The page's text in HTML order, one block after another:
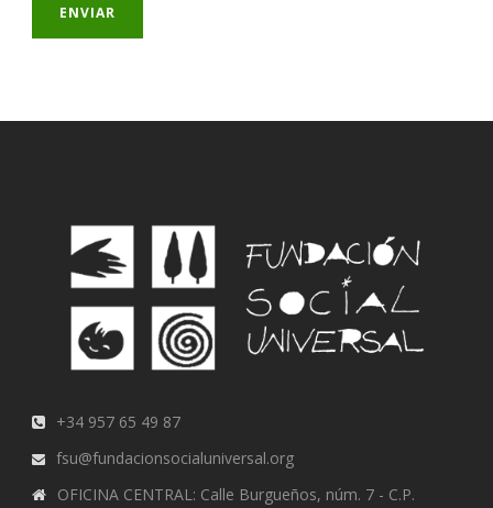
+34 957 65 49 87
fsu@fundacionsocialuniversal.org
OFICINA CENTRAL: Calle Burgueños, núm. 7 - C.P.